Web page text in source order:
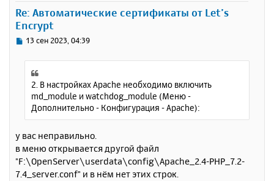
Re: Автоматические сертификаты от Let’s
Encrypt
С
о
13 сен 2023, 04:39
2. В настройках Apache необходимо включить
md_module и watchdog_module (Меню -
Дополнительно - Конфигурация - Apache):
у вас неправильно.
в меню открывается другой файл
"F:\OpenServer\userdata\config\Apache_2.4-PHP_7.2-
7.4_server.conf" и в нём нет этих строк.